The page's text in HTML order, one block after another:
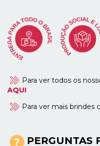
Para ver todos os
AQUI
Para ver mais brindes
PERGUNTAS